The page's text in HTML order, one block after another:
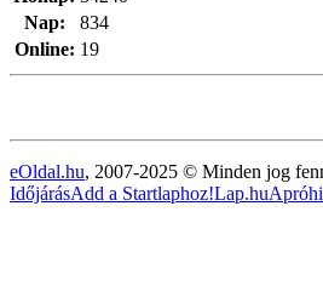
Online: 19
Nap:
834
eOldal.hu, 2007-2025 © Minden jog
IdőjárásAdd a Startlaphoz!Lap.hu